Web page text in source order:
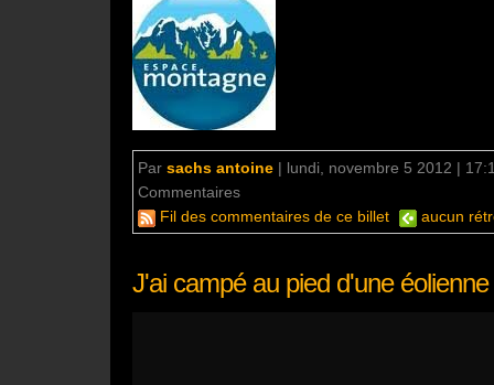
Par sachs antoine | lundi, novembre 5 2012 |
Commentaires
Fil des commentaires de ce billet
aucun
J'ai campé au pied d'une